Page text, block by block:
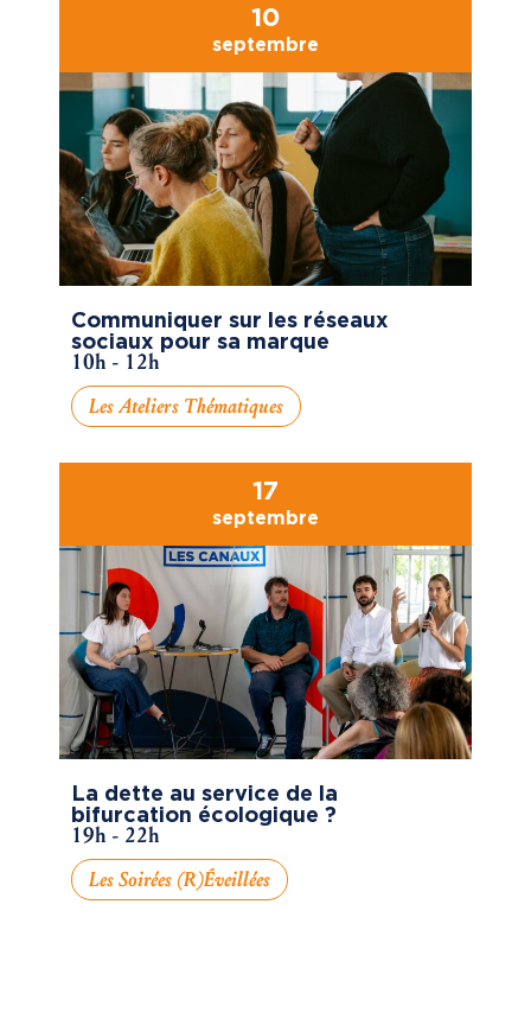
10
septembre
Communiquer sur les réseaux
sociaux pour sa marque
10h - 12h
Les Ateliers Thématiques
17
septembre
La dette au service de la
bifurcation écologique ?
19h - 22h
Les Soirées (R)éveillées